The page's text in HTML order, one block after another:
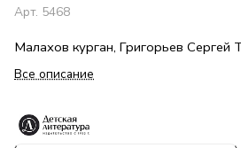
Арт. 5468
Малахов курган, Григорьев Сергей
Все описание